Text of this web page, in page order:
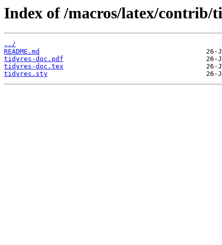
Index of /macros/latex/contrib/
../
README.md
tidyres-doc.pdf
tidyres-doc.tex
tidyres.sty